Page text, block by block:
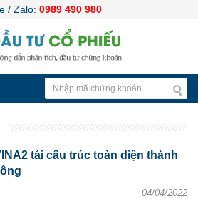
/ Zalo: 0989 490 980
tái cấu trúc toàn diện thành
04/04/2022